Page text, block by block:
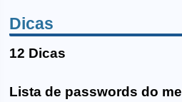
Dicas
12 Dicas
Lista de passwords do